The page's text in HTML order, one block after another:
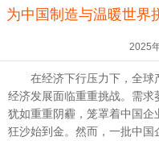
为中国制造与温暖世界
2025
在经济下行压力下，全球
经济发展面临重重挑战。需求
犹如重重阴霾，笼罩着中国
狂沙始到金。然而，一批中